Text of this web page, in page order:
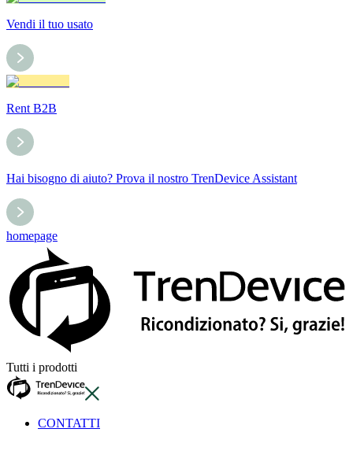
Vendi il tuo usato
Rent B2B
Hai bisogno di aiuto? Prova il nostro TrenDevice Assistant
homepage
Tutti i prodotti
CONTATTI